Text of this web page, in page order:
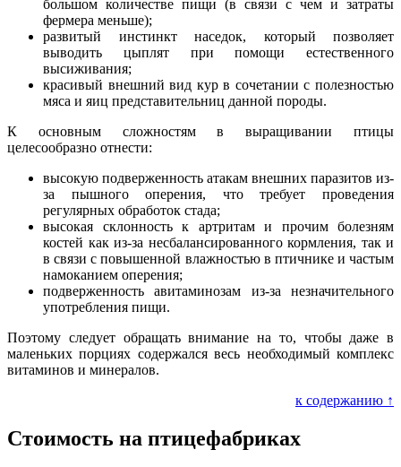
большом количестве пищи (в связи с чем и затраты
фермера меньше);
развитый инстинкт наседок, который позволяет
выводить цыплят при помощи естественного
высиживания;
красивый внешний вид кур в сочетании с полезностью
мяса и яиц представительниц данной породы.
К основным сложностям в выращивании птицы
целесообразно отнести:
высокую подверженность атакам внешних паразитов из-
за пышного оперения, что требует проведения
регулярных обработок стада;
высокая склонность к артритам и прочим болезням
костей как из-за несбалансированного кормления, так и
в связи с повышенной влажностью в птичнике и частым
намоканием оперения;
подверженность авитаминозам из-за незначительного
употребления пищи.
Поэтому следует обращать внимание на то, чтобы даже в
маленьких порциях содержался весь необходимый комплекс
витаминов и минералов.
к содержанию ↑
Стоимость на птицефабриках